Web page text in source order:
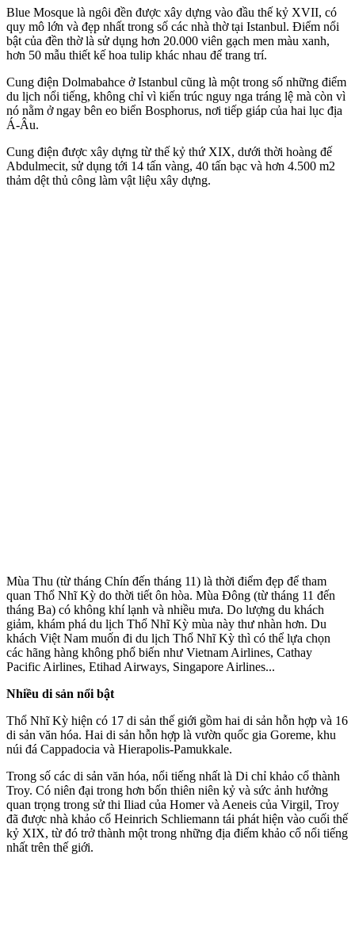
Blue Mosque là ngôi đền được xây dựng vào đầu thế kỷ XVII, có
quy mô lớn và đẹp nhất trong số các nhà thờ tại Istanbul. Điểm nổi
bật của đền thờ là sử dụng hơn 20.000 viên gạch men màu xanh,
hơn 50 mẫu thiết kế hoa tulip khác nhau để trang trí.
Cung điện Dolmabahce ở Istanbul cũng là một trong số những điểm
du lịch nổi tiếng, không chỉ vì kiến trúc nguy nga tráng lệ mà còn vì
nó nằm ở ngay bên eo biển Bosphorus, nơi tiếp giáp của hai lục địa
Á-Âu.
Cung điện được xây dựng từ thế kỷ thứ XIX, dưới thời hoàng đế
Abdulmecit, sử dụng tới 14 tấn vàng, 40 tấn bạc và hơn 4.500 m2
thảm dệt thủ công làm vật liệu xây dựng.
Mùa Thu (từ tháng Chín đến tháng 11) là thời điểm đẹp để tham
quan Thổ Nhĩ Kỳ do thời tiết ôn hòa. Mùa Đông (từ tháng 11 đến
tháng Ba) có không khí lạnh và nhiều mưa. Do lượng du khách
giảm, khám phá du lịch Thổ Nhĩ Kỳ mùa này thư nhàn hơn. Du
khách Việt Nam muốn đi du lịch Thổ Nhĩ Kỳ thì có thể lựa chọn
các hãng hàng không phổ biến như Vietnam Airlines, Cathay
Pacific Airlines, Etihad Airways, Singapore Airlines...
Nhiều di sản nổi bật
Thổ Nhĩ Kỳ hiện có 17 di sản thế giới gồm hai di sản hỗn hợp và 16
di sản văn hóa. Hai di sản hỗn hợp là vườn quốc gia Goreme, khu
núi đá Cappadocia và Hierapolis-Pamukkale.
Trong số các di sản văn hóa, nổi tiếng nhất là Di chỉ khảo cổ thành
Troy. Có niên đại trong hơn bốn thiên niên kỷ và sức ảnh hưởng
quan trọng trong sử thi Iliad của Homer và Aeneis của Virgil, Troy
đã được nhà khảo cổ Heinrich Schliemann tái phát hiện vào cuối thế
kỷ XIX, từ đó trở thành một trong những địa điểm khảo cổ nổi tiếng
nhất trên thế giới.